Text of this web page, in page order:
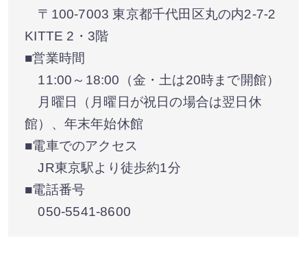
〒100-7003 東京都千代田区丸の内2-7-2
KITTE 2・3階
■営業時間
11:00～18:00（金・土は20時まで開館）
月曜日（月曜日が祝日の場合は翌日休
館）、年末年始休館
■電車でのアクセス
JR東京駅より徒歩約1分
■電話番号
050-5541-8600